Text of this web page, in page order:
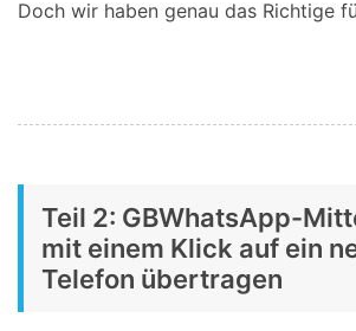
Doch wir haben genau das Richtige
Teil 2: GBWhatsApp-
mit einem Klick auf ein
Telefon übertragen